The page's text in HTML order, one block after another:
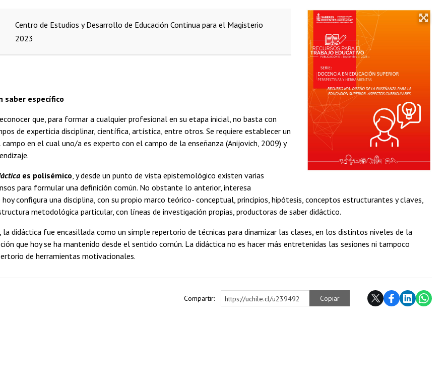
Centro de Estudios y Desarrollo de Educación Continua para el Magisterio
2023
saber específico
que, para formar a cualquier profesional en su etapa inicial, no basta con
de experticia disciplinar, científica, artística, entre otros. Se requiere establecer un
en el cual uno/a es experto con el campo de la enseñanza (Anijovich, 2009) y
es polisémico , y desde un punto de vista epistemológico existen varias
para formular una definición común. No obstante lo anterior, interesa
hoy configura una disciplina, con su propio marco teórico- conceptual, principios, hipótesis, conceptos estructurantes y claves,
metodológica particular, con líneas de investigación propias, productoras de saber didáctico.
la didáctica fue encasillada como un simple repertorio de técnicas para dinamizar las clases, en los distintos niveles de la
que hoy se ha mantenido desde el sentido común. La didáctica no es hacer más entretenidas las sesiones ni tampoco
de herramientas motivacionales.
Compartir: https://uchile.cl/u239492 Copiar